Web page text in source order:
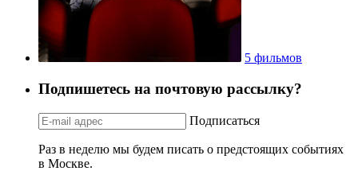
5 фильмов
Подпишетесь на почтовую рассылку?
Подписаться
Раз в неделю мы будем писать о предстоящих событиях
в Москве.